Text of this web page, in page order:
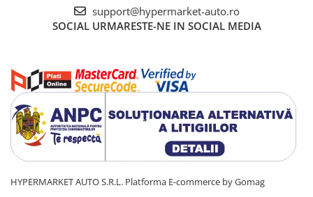
support@hypermarket-auto.ro
SOCIAL URMARESTE-NE IN SOCIAL MEDIA
HYPERMARKET AUTO S.R.L. Platforma E-commerce by Gomag